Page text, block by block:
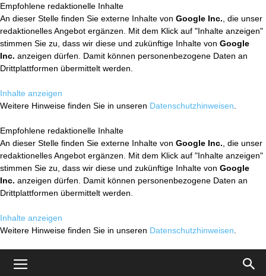
Empfohlene redaktionelle Inhalte
An dieser Stelle finden Sie externe Inhalte von Google Inc. , die unser
redaktionelles Angebot ergänzen. Mit dem Klick auf "Inhalte anzeigen"
stimmen Sie zu, dass wir diese und zukünftige Inhalte von Google
Inc. anzeigen dürfen. Damit können personenbezogene Daten an
Drittplattformen übermittelt werden.
Inhalte anzeigen
Weitere Hinweise finden Sie in unseren Datenschutzhinweisen
Empfohlene redaktionelle Inhalte
An dieser Stelle finden Sie externe Inhalte von Google Inc. , die unser
redaktionelles Angebot ergänzen. Mit dem Klick auf "Inhalte anzeigen"
stimmen Sie zu, dass wir diese und zukünftige Inhalte von Google
Inc. anzeigen dürfen. Damit können personenbezogene Daten an
Drittplattformen übermittelt werden.
Inhalte anzeigen
Weitere Hinweise finden Sie in unseren Datenschutzhinweisen